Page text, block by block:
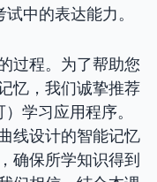
中的表达能力。
过程。为了帮助您
忆，我们诚挚推荐
学习应用程序。
线设计的智能记忆
确保所学知识得到